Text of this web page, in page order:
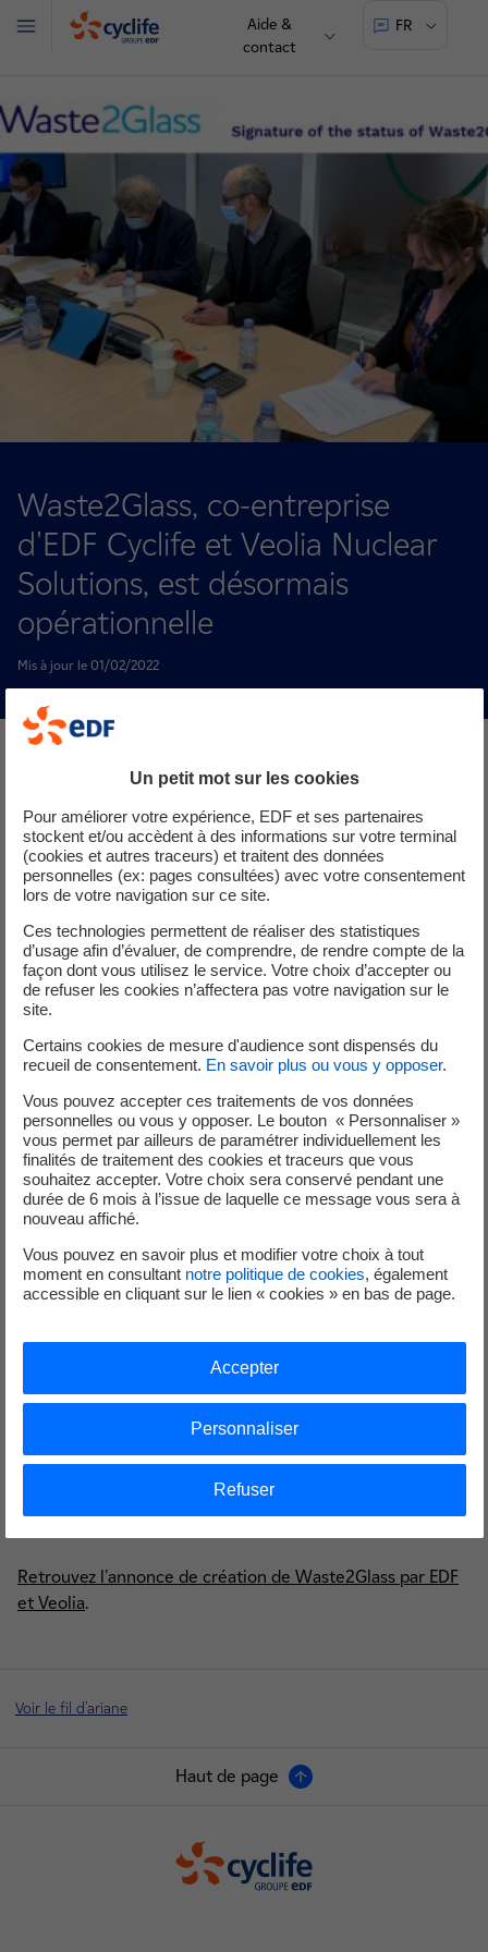
Aide &
contact
FR
Menu
Waste2Glass, co-entreprise
d'EDF Cyclife et Veolia Nuclear
Solutions, est désormais
opérationnelle
Mis à jour le 01/02/2022
Suite à l'annonce de la création de Waste2Glass, une
nouvelle co-entreprise entre EDF et Veolia, lors de
l'édition 2021 du World Nuclear Exhibition à Paris,
Waste2Glass est désormais pleinement
opérationnelle.
La signature des statuts de Waste2Glass a eu lieu à Paris
La Défense en présence d'Olivier Giraud, nouveau
déchets d'EDF, de Pascal Evrard, nouveau directeur
général de Waste2Glass, d'Estelle Desroches, Directrice
générale de Cyclife, et de François Parot, directeur Europe
continentale de Veolia Nuclear Solutions.
Lors de cette étape importante dans le développement
des activités de traitement des déchets nucléaires de
désormais prête à étudier et développer une solution
unique et concrète pour le traitement de certains déchets
promouvoir la solution prometteuse GeoMelt®.»
Pascal Evrard a ajouté : «L'équipe du projet s'est installée à
Limay (banlieue parisienne), où l'unité pilote du procédé
service. L'unité pilote aura pour objectif de réaliser des
démonstrations et d'obtenir les qualifications nécessaires
Retrouvez l'annonce de création de Waste2Glass par EDF
et Veolia.
Voir le fil d'ariane
Haut de page
Un petit mot sur les cookies
Pour améliorer votre expérience, EDF et ses partenaires
stockent et/ou accèdent à des informations sur votre terminal
(cookies et autres traceurs) et traitent des données
personnelles (ex: pages consultées) avec votre consentement
lors de votre navigation sur ce site.
Ces technologies permettent de réaliser des statistiques
d’usage afin d’évaluer, de comprendre, de rendre compte de la
façon dont vous utilisez le service. Votre choix d’accepter ou
de refuser les cookies n’affectera pas votre navigation sur le
site.
Certains cookies de mesure d'audience sont dispensés du
recueil de consentement. En savoir plus ou vous y opposer.
Vous pouvez accepter ces traitements de vos données
personnelles ou vous y opposer. Le bouton « Personnaliser »
vous permet par ailleurs de paramétrer individuellement les
finalités de traitement des cookies et traceurs que vous
souhaitez accepter. Votre choix sera conservé pendant une
durée de 6 mois à l’issue de laquelle ce message vous sera à
nouveau affiché.
Vous pouvez en savoir plus et modifier votre choix à tout
moment en consultant notre politique de cookies, également
accessible en cliquant sur le lien « cookies » en bas de page.
Refuser
Personnaliser
Accepter